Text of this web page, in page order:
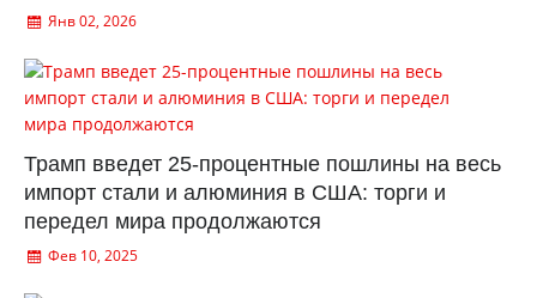
Янв 02, 2026
Трамп введет 25-процентные пошлины на весь
импорт стали и алюминия в США: торги и
передел мира продолжаются
Фев 10, 2025